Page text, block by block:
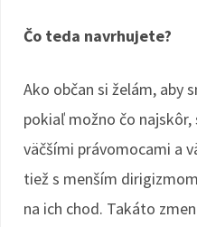
Čo teda navrhujete?
Ako občan si želám, aby
pokiaľ možno čo najskôr,
väčšími právomocami a
tiež s menším
na ich chod. Takáto